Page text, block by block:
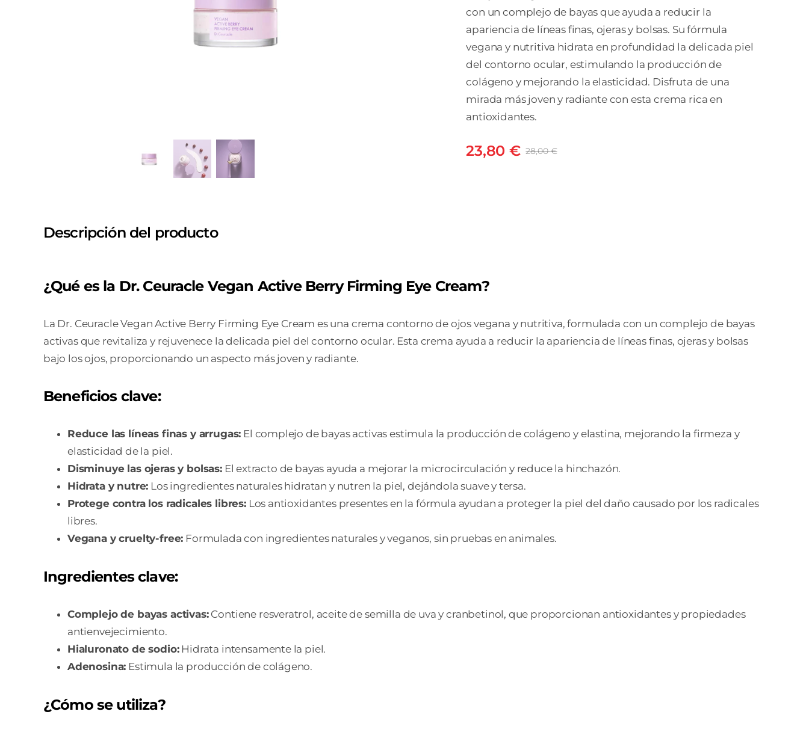
con un complejo de bayas que ayuda a reducir la
apariencia de líneas finas, ojeras y bolsas. Su fórmula
vegana y nutritiva hidrata en profundidad la delicada piel
del contorno ocular, estimulando la producción de
colágeno y mejorando la elasticidad. Disfruta de una
mirada más joven y radiante con esta crema rica en
antioxidantes.
28,00€El
23,80 €
El
Descripción del producto
¿Qué es la Dr. Ceuracle Vegan Active Berry Firming Eye Cream?
La Dr. Ceuracle Vegan Active Berry Firming Eye Cream es una crema contorno de ojos vegana y nutritiva, formulada con un complejo de bayas
activas que revitaliza y rejuvenece la delicada piel del contorno ocular. Esta crema ayuda a reducir la apariencia de líneas finas, ojeras y bolsas
bajo los ojos, proporcionando un aspecto más joven y radiante.
Beneficios clave:
Reduce las líneas finas y arrugas: El complejo de bayas activas estimula la producción de colágeno y elastina, mejorando la firmeza y
elasticidad de la piel.
Disminuye las ojeras y bolsas:El extracto de bayas ayuda a mejorar la microcirculación y reduce la hinchazón.
Hidrata y nutre: Los ingredientes naturales hidratan y nutren la piel, dejándola suave y tersa.
Protege contra los radicales libres:Los antioxidantes presentes en la fórmula ayudan a proteger la piel del daño causado por los radicales
libres.
Vegana y cruelty-free: Formulada con ingredientes naturales y veganos, sin pruebas en animales.
Ingredientes clave:
Complejo de bayas activas:Contiene resveratrol, aceite de semilla de uva y cranbetinol, que proporcionan antioxidantes y propiedades
antienvejecimiento.
Hialuronato de sodio:Hidrata intensamente la piel.
Adenosina: Estimula la producción de colágeno.
¿Cómo se utiliza?